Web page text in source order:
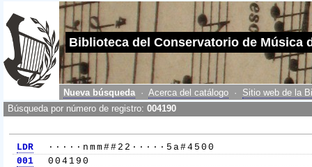
Biblioteca del Conservatorio de Música
Nueva búsqueda ·Acerca del catálogo · Sitio web de la
Búsqueda por número de registro:004190
LDR
·····nmm##22·····5a#4500
001
004190